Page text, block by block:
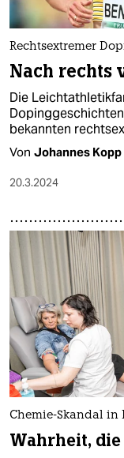
Rechtsextremer
Nach rechts
Die
bekannten
Von Johannes Kopp
20.3.2024
Chemie-Skandal in
Wahrheit,